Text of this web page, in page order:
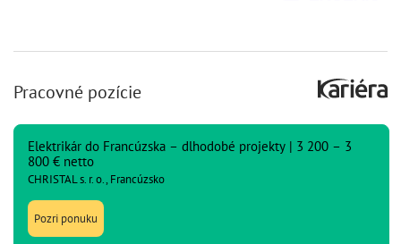
Pracovné pozície
Elektrikár do Francúzska – dlhodobé projekty | 3 200 – 3
800 € netto
CHRISTAL s. r. o., Francúzsko
Pozri ponuku